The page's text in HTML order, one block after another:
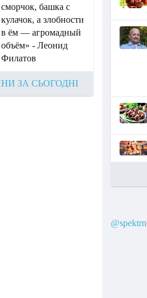
сморчок, башка с
кулачок, а злобности
в ём — агромадный
объём» - Леонид
Филатов
ЗА СЬОГОДНІ